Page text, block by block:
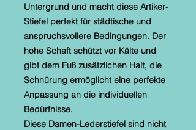
Untergrund und macht diese Artiker-
Stiefel perfekt für städtische und
anspruchsvollere Bedingungen. Der
hohe Schaft schützt vor Kälte und
gibt dem Fuß zusätzlichen Halt, die
Schnürung ermöglicht eine perfekte
Anpassung an die individuellen
Bedürfnisse.
Diese Damen-Lederstiefel sind nicht